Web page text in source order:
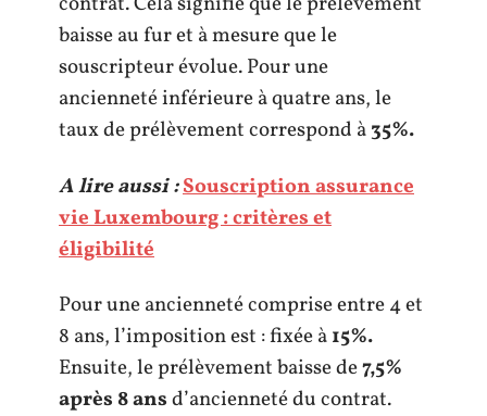
baisse au fur et à mesure que le
souscripteur évolue. Pour une
ancienneté inférieure à quatre ans, le
taux de prélèvement correspond à35%.
A lire aussi :Souscription assurance
vie Luxembourg : critères et
éligibilité
Pour une ancienneté comprise entre 4 et
8 ans, l’imposition est : fixée à15%.
Ensuite, le prélèvement baisse de7,5%
après 8 ansd’ancienneté du contrat.